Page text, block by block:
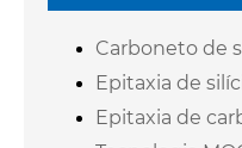
Carboneto de
Epitaxia de
Epitaxia de